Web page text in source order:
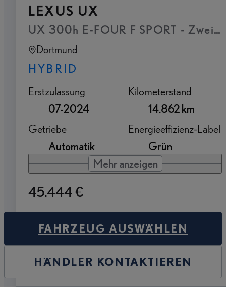
LEXUS UX
Dortmund
HYBRID
Erstzulassung
07-2024
Kilometerstand
14.862 km
Getriebe
Automatik
Energieeffizienz-Label
Grün
Mehr anzeigen
45.444 €
FAHRZEUG AUSWÄHLEN
HÄNDLER KONTAKTIEREN